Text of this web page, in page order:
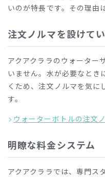
いのが特長です。その理由
注文ノルマを設けて
アクアクララのウォーター
いません。水が必要なとき
くため、注文ノルマを気に
す。
ウォーターボトルの注文
明瞭な料金システム
アクアクララでは、専門ス